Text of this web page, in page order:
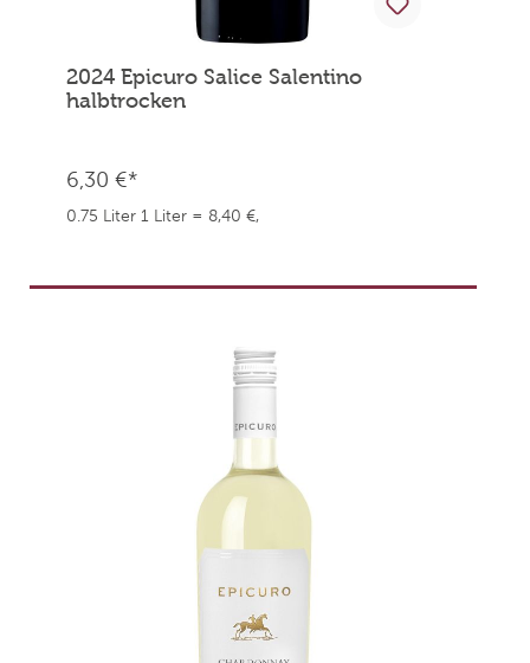
2024 Epicuro Salice Salentino
halbtrocken
6,30 €*
0.75 Liter 1 Liter = 8,40 €,